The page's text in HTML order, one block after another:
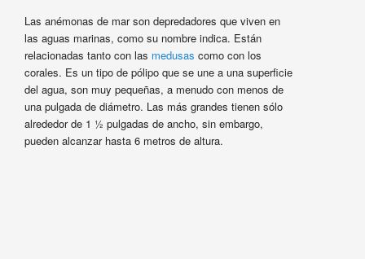
Las anémonas de mar son depredadores que viven en
las aguas marinas, como su nombre indica. Están
relacionadas tanto con las medusas como con los
corales. Es un tipo de pólipo que se une a una superficie
del agua, son muy pequeñas, a menudo con menos de
una pulgada de diámetro. Las más grandes tienen sólo
alrededor de 1 ½ pulgadas de ancho, sin embargo,
pueden alcanzar hasta 6 metros de altura.